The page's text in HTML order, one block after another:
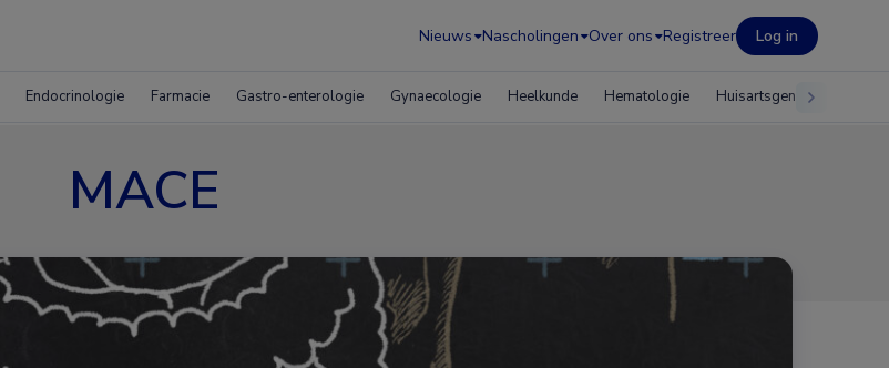
Nieuws Nascholingen Over ons Registreer Log in
Endocrinologie Farmacie Gastro-enterologie Gynaecologie Heelkunde Hematologie Huisartsgeneeskunde
MACE